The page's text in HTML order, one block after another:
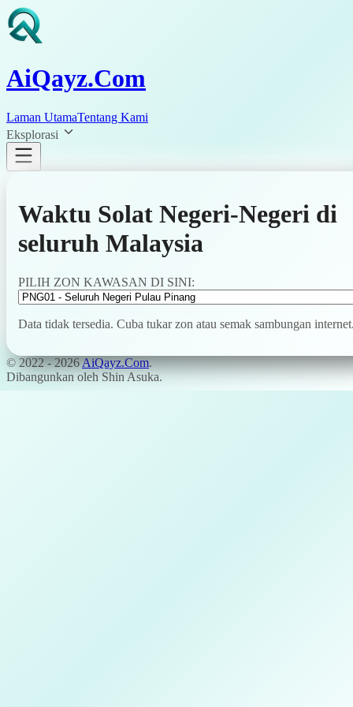
AiQayz.Com
Laman UtamaTentang Kami
Eksplorasi
Waktu Solat Negeri-Negeri di
seluruh Malaysia
PILIH ZON KAWASAN DI SINI:
Data tidak tersedia. Cuba tukar zon atau semak sambungan
© 2022 -2026AiQayz.Com.
Dibangunkan oleh Shin Asuka.